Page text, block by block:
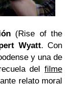
(Rise of the
Wyatt. Con
y una de
del filme
relato moral